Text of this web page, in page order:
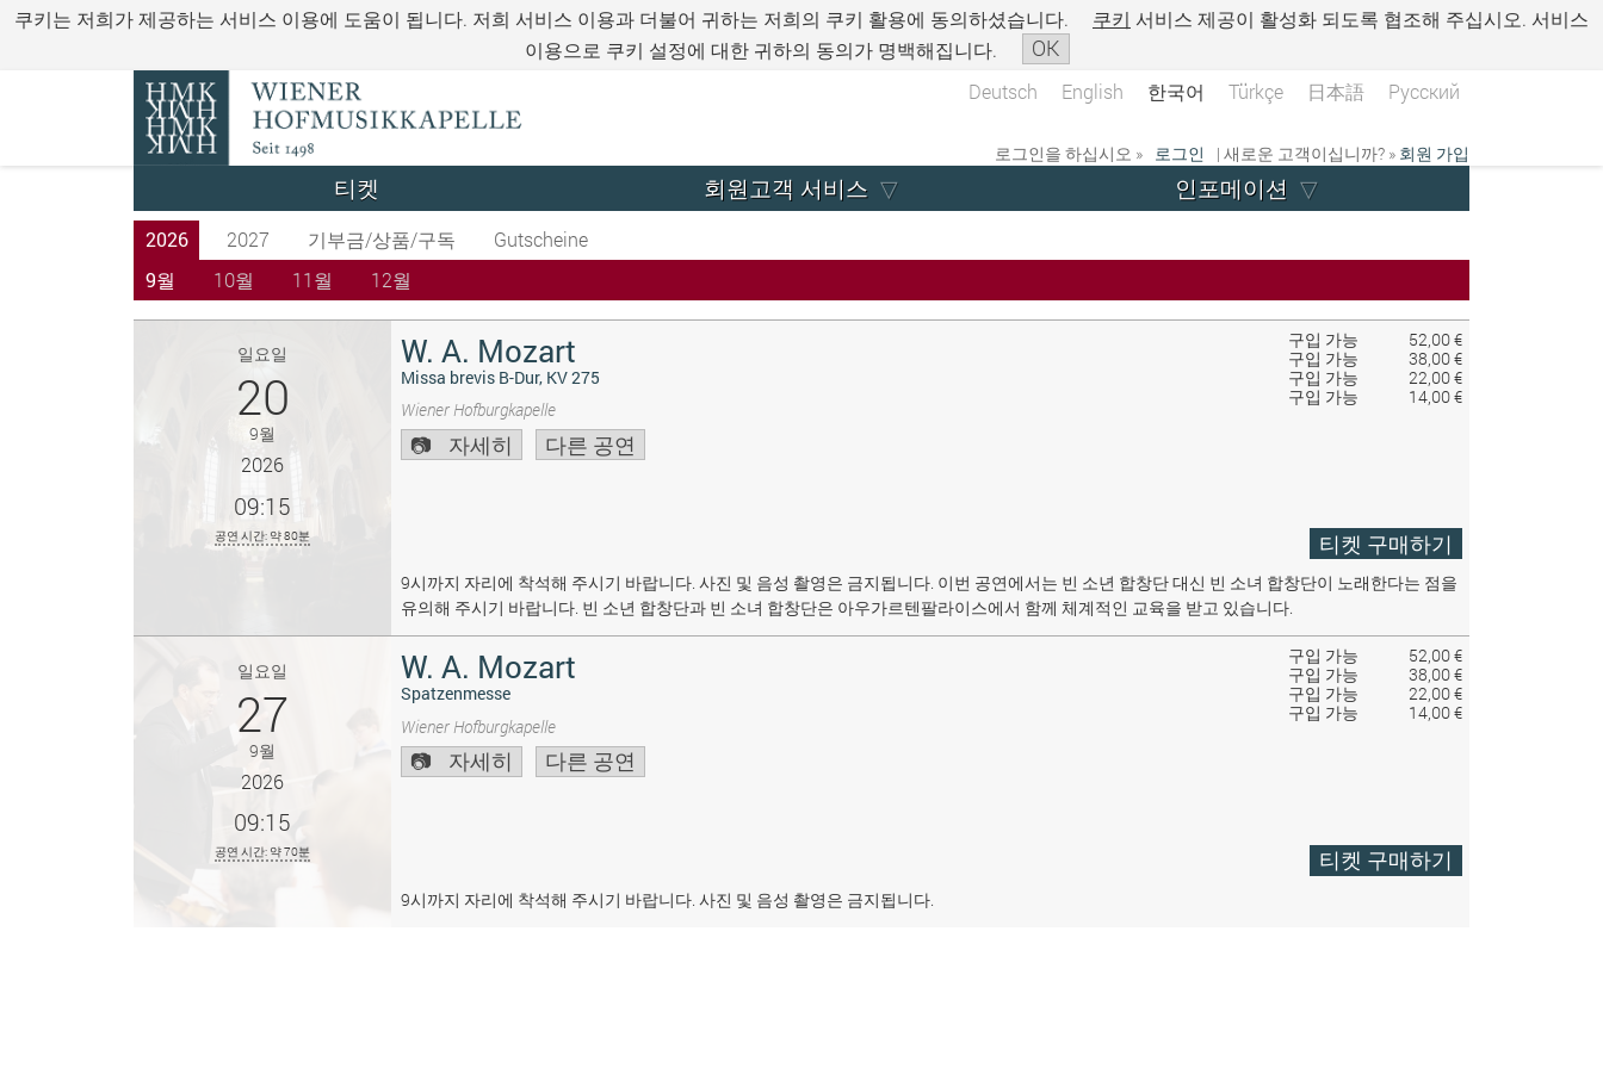
쿠키는 저희가 제공하는 서비스 이용에 도움이 됩니다. 저희 서비스 이용과 더불어 귀하는 저희의 쿠키 활용에 동의하셨습니다. 쿠키 서비스 제공이 활성화 되도록 협조해 주십시오. 서비스
이용으로 쿠키 설정에 대한 귀하의 동의가 명백해집니다.
OK
Deutsch English 한국어 Türkçe 日本語 Русский
로그인을 하십시오 » 로그인 | 새로운 고객이십니까? » 회원 가입
티켓 회원고객 서비스 인포메이션
2026 2027 기부금/상품/구독
Gutscheine
9월
10월 11월 12월
구입 가능
52,00 €
구입 가능
38,00 €
구입 가능
22,00 €
구입 가능
14,00 €
일요일
20
9월
2026
09:15
공연 시간: 약 80분
W. A. Mozart
Missa brevis B-Dur, KV 275
Wiener Hofburgkapelle
자세히 다른 공연
티켓 구매하기
9시까지 자리에 착석해 주시기 바랍니다. 사진 및 음성 촬영은 금지됩니다. 이번 공연에서는 빈 소년 합창단 대신 빈 소녀 합창단이 노래한다는 점을
유의해 주시기 바랍니다. 빈 소년 합창단과 빈 소녀 합창단은 아우가르텐팔라이스에서 함께 체계적인 교육을 받고 있습니다.
구입 가능
52,00 €
구입 가능
38,00 €
구입 가능
22,00 €
구입 가능
14,00 €
일요일
27
9월
2026
09:15
공연 시간: 약 70분
W. A. Mozart
Spatzenmesse
Wiener Hofburgkapelle
자세히 다른 공연
티켓 구매하기
9시까지 자리에 착석해 주시기 바랍니다. 사진 및 음성 촬영은 금지됩니다.